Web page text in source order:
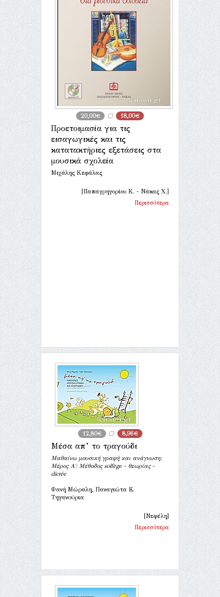
20,00€ 18,00€
Προετοιμασία για τις
εισαγωγικές και τις
κατατακτήριες εξετάσεις στα
μουσικά σχολεία
Μιχάλης Κεφάλας
[Παπαγρηγορίου Κ. - Νάκας Χ.]
Περισσότερα
12,80€ 8,96€
Μέσα απ’ το τραγούδι
Μαθαίνω μουσική γραφή και ανάγνωση:
Μέρος Α΄: Μέθοδος solfège - θεωρίας -
dictée
Φανή Μώραλη, Παναγιώτα Ε.
Τηγανούρια
[Νεφέλη]
Περισσότερα